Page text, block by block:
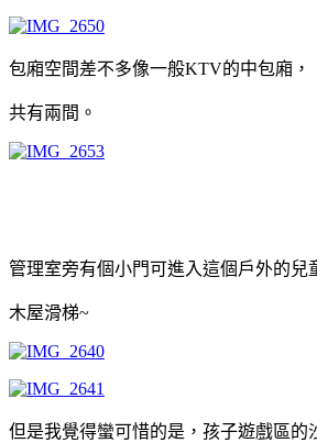
包廂空間差不多像一般KTV的中包廂，
共有兩間。
管理室旁有個小門可進入這個戶外的兒
木屋滑梯~
但是我覺得蠻可惜的是，孩子遊戲區的